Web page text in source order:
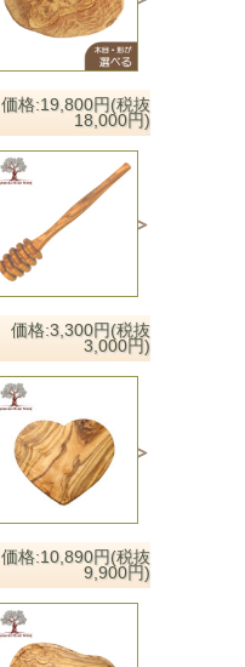
価格:19,800円(税抜
18,000円)
価格:3,300円(税抜
3,000円)
価格:10,890円(税抜
9,900円)